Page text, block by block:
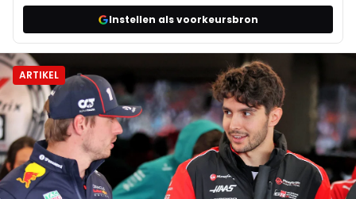
Instellen als voorkeursbron
ARTIKEL